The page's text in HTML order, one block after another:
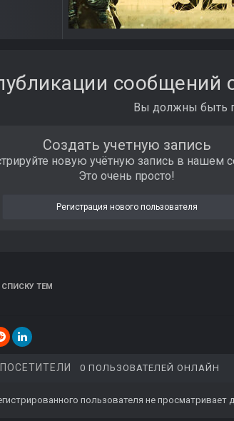
сообщений
Вы должны быть
Создать учетную запись
новую учётную запись в нашем
Это очень просто!
Регистрация нового пользователя
СПИСКУ ТЕМ
0 ПОЛЬЗОВАТЕЛЕЙ ОНЛАЙН
пользователя не просматривает